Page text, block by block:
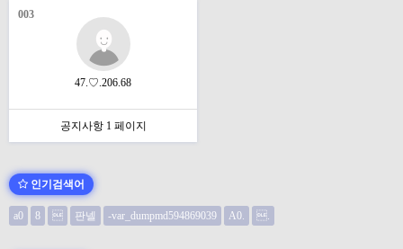
003
47.♡.206.68
공지사항 1 페이지
인기검색어
a0 8  판넬 -var_dumpmd594869039 A0. .